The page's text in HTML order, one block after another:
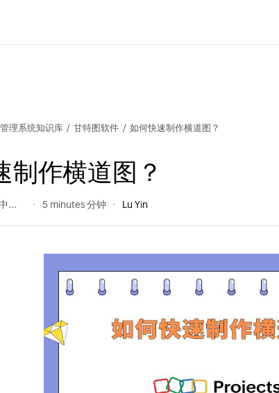
理系统知识库 / 甘特图软件 / 如何快速制作横道图？
制作横道图？
读量 5 minutes 分钟 Lu Yin